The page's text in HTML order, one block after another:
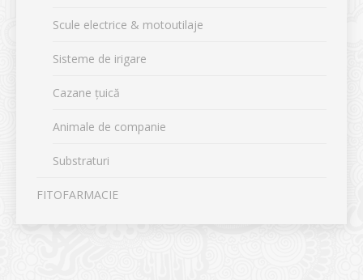
Scule electrice & motoutilaje
Sisteme de irigare
Cazane țuică
Animale de companie
Substraturi
FITOFARMACIE